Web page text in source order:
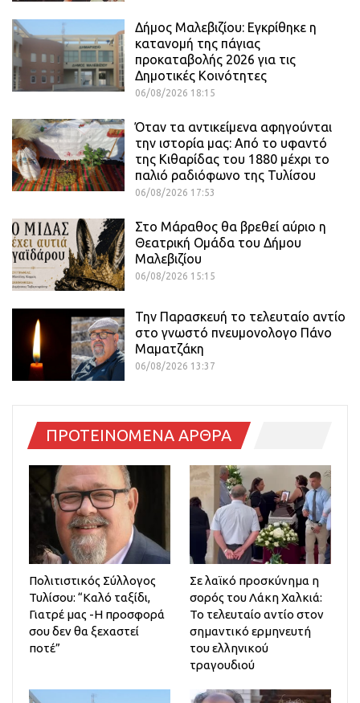
Δήμος Μαλεβιζίου: Εγκρίθηκε η
κατανομή της πάγιας
προκαταβολής 2026 για τις
Δημοτικές Κοινότητες
06/08/2026 18:15
Όταν τα αντικείμενα αφηγούνται
την ιστορία μας: Από το υφαντό
της Κιθαρίδας του 1880 μέχρι το
παλιό ραδιόφωνο της Τυλίσου
06/08/2026 17:53
Στο Μάραθος θα βρεθεί αύριο η
Θεατρική Ομάδα του Δήμου
Μαλεβιζίου
06/08/2026 15:15
Την Παρασκευή το τελευταίο αντίο
στο γνωστό πνευμονολογο Πάνο
Μαματζάκη
06/08/2026 13:37
ΠΡΟΤΕΙΝΟΜΕΝΑ ΑΡΘΡΑ
Πολιτιστικός Σύλλογος
Τυλίσου: “Καλό ταξίδι,
Γιατρέ μας -Η προσφορά
σου δεν θα ξεχαστεί
ποτέ”
Σε λαϊκό προσκύνημα η
σορός του Λάκη Χαλκιά:
Το τελευταίο αντίο στον
σημαντικό ερμηνευτή
του ελληνικού
τραγουδιού